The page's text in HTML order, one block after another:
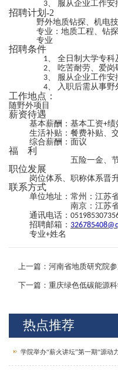
3、 服从企业工作安
招聘计划 -2
野外地质钻探、机电
专业：地质工程、钻
专业
招聘条件
1、 全日制大学专科
2、 吃苦耐劳、爱岗
3、 服从企业工作安
4、
入职后需从事
工作地点：
随野外项目
薪资待遇
基本薪酬：基本工资+绩
生活补贴：餐费补贴、
综合薪酬：面议
福 利
五险一金、
职位发展
岗位体系、职称体系晋
联系方式
单位地址：常州：江苏
南京：江苏
通讯电话：
招聘邮箱：
专业+姓名
下一篇：重庆绿色低碳能源
热点推荐
学院举办“薪火讲坛”第一期“源动